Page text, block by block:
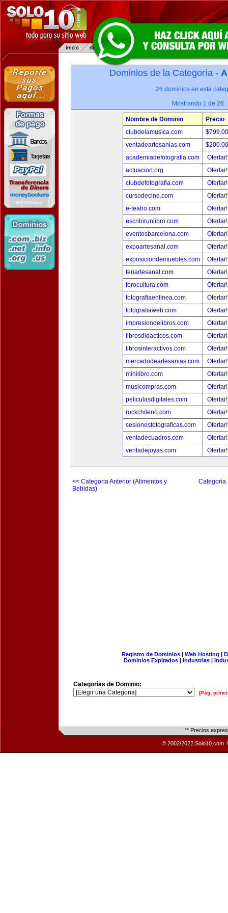
Dominios de la Categoría -
26 dominios en esta
Mostrando 1 de 26
Nombre de Dominio
Precio
clubdelamusica.com
ventadeartesanias.com
academiadefotografia.com
actuacion.org
clubdefotografia.com
cursodecine.com
e-teatro.com
escribirunlibro.com
eventosbarcelona.com
expoartesanal.com
exposiciondemuebles.com
feriartesanal.com
forocultura.com
fotografiaenlinea.com
fotografiaweb.com
impresiondelibros.com
librosdidacticos.com
librosinteractivos.com
mercadodeartesanias.com
minilibro.com
musicompras.com
peliculasdigitales.com
rockchileno.com
sesionesfotograficas.com
ventadecuadros.com
ventadejoyas.com
<< Categoria Anterior (Alimentos y
Bebidas)
Categoria
Registro de Dominios| Web Hosting |
Dominios Expirados | Industrias |
Categorías de Dominio:
[Pág.
** Precios
© 2002/2022 Solo10.com